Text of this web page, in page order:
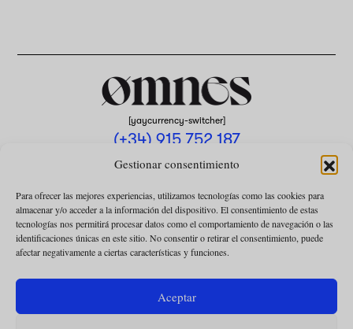
Gestionar consentimiento
Para ofrecer las mejores experiencias, utilizamos tecnologías como las cookies para
almacenar y/o acceder a la información del dispositivo. El consentimiento de estas
tecnologías nos permitirá procesar datos como el comportamiento de navegación o las
identificaciones únicas en este sitio. No consentir o retirar el consentimiento, puede
afectar negativamente a ciertas características y funciones.
Aceptar
[yaycurrency-switcher]
(+34) 915 752 187
omnes@omnesmag.com
POLÍTICA DE PRIVACIDAD
USO DE COOKIES